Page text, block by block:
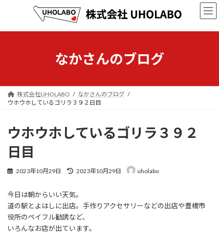
ン
ー
なかさんのブログ
株式会社UHOLABO
なかさんのブログ
ウホウホしているゴリラ３９２日目
ウホウホしているゴリラ３９２
日目
2023年10月29日
最
新
日
時
:
2023年10月29日 uholabo
今日は朝からいい天気。
道の駅とよはしに出店。手作りアクセサリーなどの出店や豊橋市
役所のペイフル勧誘など、
いろんなお店が出ています。